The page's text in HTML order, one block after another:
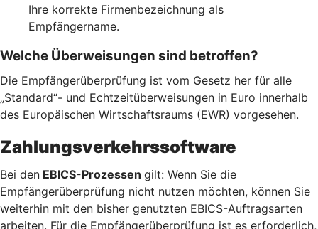
Ihre korrekte Firmenbezeichnung als
Empfängername.
Welche Überweisungen sind betroffen?
Die Empfängerüberprüfung ist vom Gesetz her für alle
„Standard“- und Echtzeitüberweisungen in Euro innerhalb
des Europäischen Wirtschaftsraums (EWR) vorgesehen.
Zahlungsverkehrssoftware
Bei den EBICS-Prozessen gilt: Wenn Sie die
Empfängerüberprüfung nicht nutzen möchten, können Sie
weiterhin mit den bisher genutzten EBICS-Auftragsarten
arbeiten. Für die Empfängerüberprüfung ist es erforderlich,